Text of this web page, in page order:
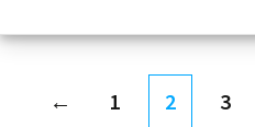
← 1 2 3